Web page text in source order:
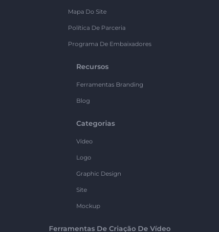
Mapa Do Site
Política De Parceria
Programa De Embaixadores
Recursos
Ferramentas Branding
Blog
Categorias
Vídeo
Logo
Graphic Design
Site
Mockup
Ferramentas De Criação De Vídeo